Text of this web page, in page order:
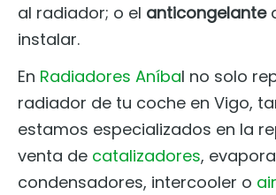
al radiador; o el anticongelante
instalar.
En Radiadores Aníbal no solo
radiador de tu coche en Vigo,
estamos especializados en la
venta de catalizadores,
condensadores, intercooler o